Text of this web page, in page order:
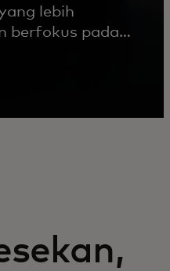
lebih
berfokus pada